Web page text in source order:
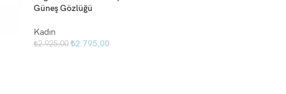
Güneş Gözlüğü
Kadın
₺2.925,00 ₺2.795,00